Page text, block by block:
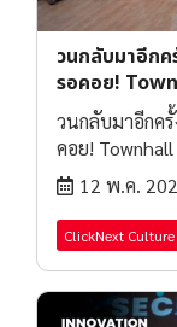
วนกลับมาอีก
รอคอย!
วนกลับมาอีกค
คอย!
12 พ.ค.
ClickNext Culture